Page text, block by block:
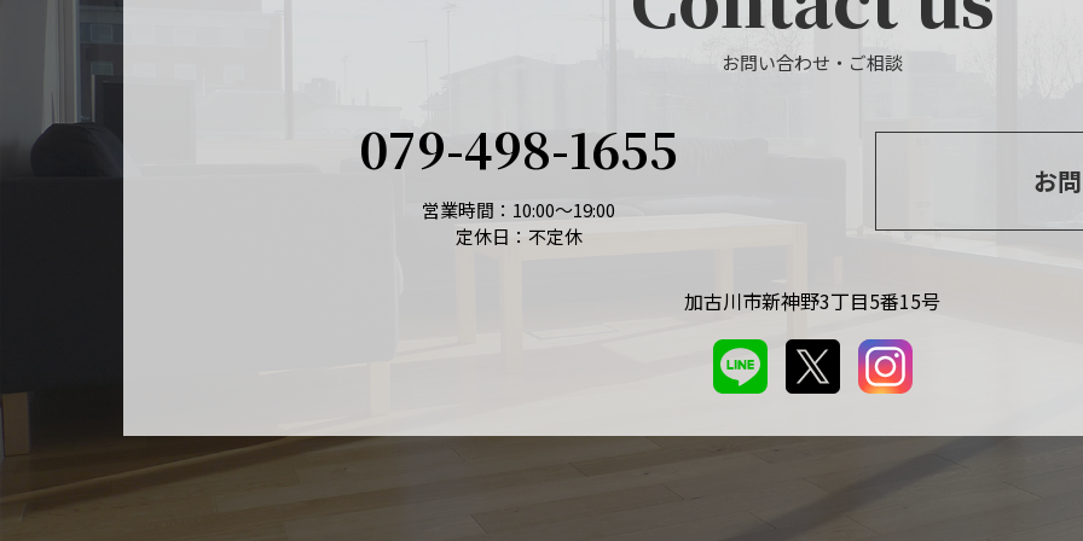
お問い合わせ・ご相談
079-498-1655
営業時間：10:00～19:00
定休日：不定休
お
加古川市新神野3丁目5番15号